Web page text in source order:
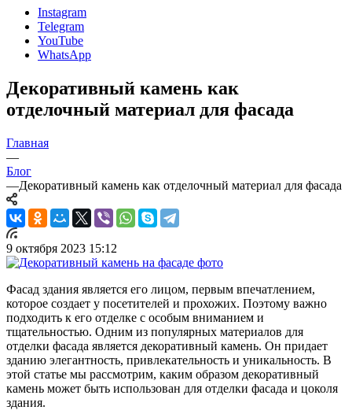
Instagram
Telegram
YouTube
WhatsApp
Декоративный камень как
отделочный материал для фасада
Главная
—
Блог
—Декоративный камень как отделочный материал для фасада
9 октября 2023 15:12
Фасад здания является его лицом, первым впечатлением,
которое создает у посетителей и прохожих. Поэтому важно
подходить к его отделке с особым вниманием и
тщательностью. Одним из популярных материалов для
отделки фасада является декоративный камень. Он придает
зданию элегантность, привлекательность и уникальность. В
этой статье мы рассмотрим, каким образом декоративный
камень может быть использован для отделки фасада и цоколя
здания.